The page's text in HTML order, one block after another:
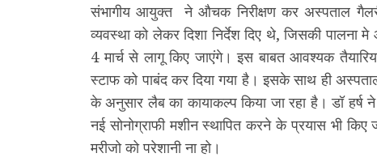
संभागीय आयुक्त ने औचक निरीक्षण कर अस्पताल
व्यवस्था को लेकर दिशा निर्देश दिए थे, जिसकी पालना
4 मार्च से लागू किए जाएंगे। इस बाबत आवश्यक
स्टाफ को पाबंद कर दिया गया है। इसके साथ ही
के अनुसार लैब का कायाकल्प किया जा रहा है। डॉ
नई सोनोग्राफी मशीन स्थापित करने के प्रयास भी
मरीजो को परेशानी ना हो।